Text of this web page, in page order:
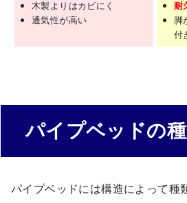
木製よりはカビにく
通気性が高い
耐
脚
付
パイプベッドの
パイプベッドには構造によって種